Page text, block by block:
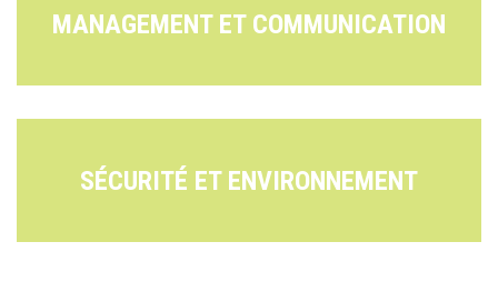
MANAGEMENT ET COMMUNICATION
SÉCURITÉ ET ENVIRONNEMENT